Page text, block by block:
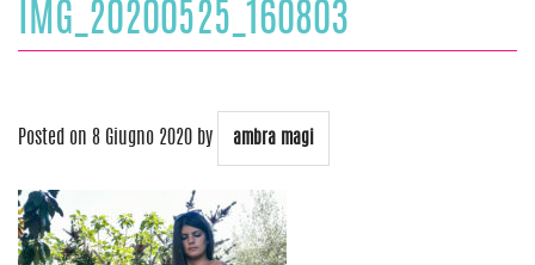
CAPPELLI INVERNALI DONNA
IMG_20200525_160803
Posted on 8 Giugno 2020 by ambra magi